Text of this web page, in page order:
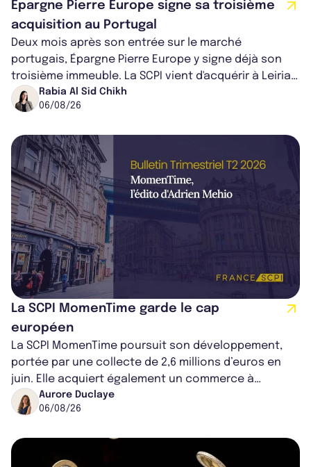
Épargne Pierre Europe signe sa troisième
acquisition au Portugal
Deux mois après son entrée sur le marché
portugais, Épargne Pierre Europe y signe déjà son
troisième immeuble. La SCPI vient d'acquérir à Leiria,
dans le centre du pays, un établis...
Rabia Al Sid Chikh
06/08/26
La SCPI MomenTime garde le cap
européen
La SCPI MomenTime poursuit son développement,
portée par une collecte de 2,6 millions d’euros en
juin. Elle acquiert également un commerce à
Worcester, place une plateforme logisti...
Aurore Duclaye
06/08/26